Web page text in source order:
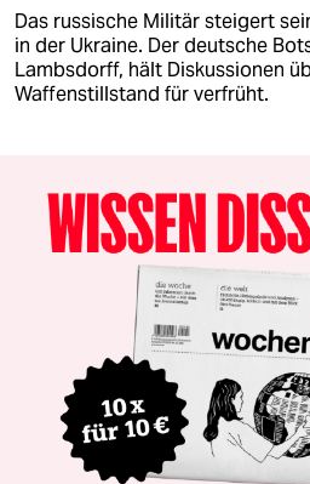
Das russische Militär steigert
in der Ukraine. Der deutsche
Lambsdorff, hält Diskussionen
Waffenstillstand für verfrüht.